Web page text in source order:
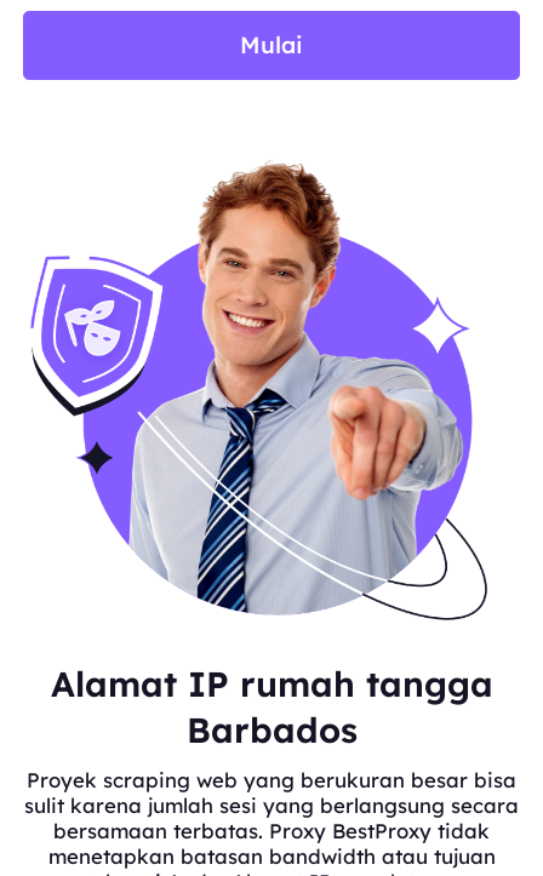
Mulai
Alamat IP rumah tangga
Barbados
Proyek scraping web yang berukuran besar bisa
sulit karena jumlah sesi yang berlangsung secara
bersamaan terbatas. Proxy BestProxy tidak
menetapkan batasan bandwidth atau tujuan